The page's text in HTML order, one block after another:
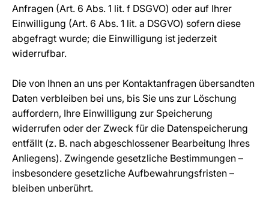
Anfragen (Art. 6 Abs. 1 lit. f DSGVO) oder auf Ihrer
Einwilligung (Art. 6 Abs. 1 lit. a DSGVO) sofern diese
abgefragt wurde; die Einwilligung ist jederzeit
widerrufbar.
Die von Ihnen an uns per Kontaktanfragen übersandten
Daten verbleiben bei uns, bis Sie uns zur Löschung
auffordern, Ihre Einwilligung zur Speicherung
widerrufen oder der Zweck für die Datenspeicherung
entfällt (z. B. nach abgeschlossener Bearbeitung Ihres
Anliegens). Zwingende gesetzliche Bestimmungen –
insbesondere gesetzliche Aufbewahrungsfristen –
bleiben unberührt.